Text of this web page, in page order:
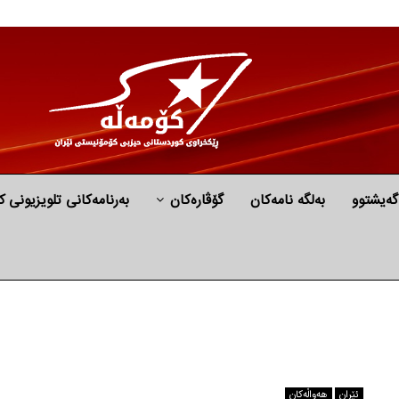
به‌لگه‌ نامه‌كان گۆڤارەکان بەرنامەکانی تلویزیونی
ئێران هه‌واڵه‌کان